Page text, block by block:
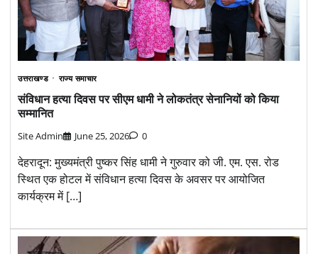
उत्तराखण्ड राज्य समाचार
संविधान हत्या दिवस पर सीएम धामी ने लोकतंत्र सेनानियों को किया
सम्मानित
Site Admin June 25, 2026 0
देहरादून: मुख्यमंत्री पुष्कर सिंह धामी ने गुरुवार को जी. एम. एस. रोड
स्थित एक होटल में संविधान हत्या दिवस के अवसर पर आयोजित
कार्यक्रम में […]